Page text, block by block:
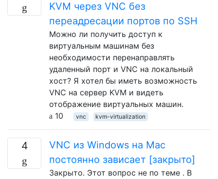
KVM через VNC без
переадресации портов по SSH
Можно ли получить доступ к
виртуальным машинам без
необходимости перенаправлять
удаленный порт и VNC на локальный
хост? Я хотел бы иметь возможность
VNC на сервер KVM и видеть
отображение виртуальных машин.
10
vnc kvm-virtualization
4
VNC из Windows на Mac
постоянно зависает [закрыто]
Закрыто. Этот вопрос не по теме . В